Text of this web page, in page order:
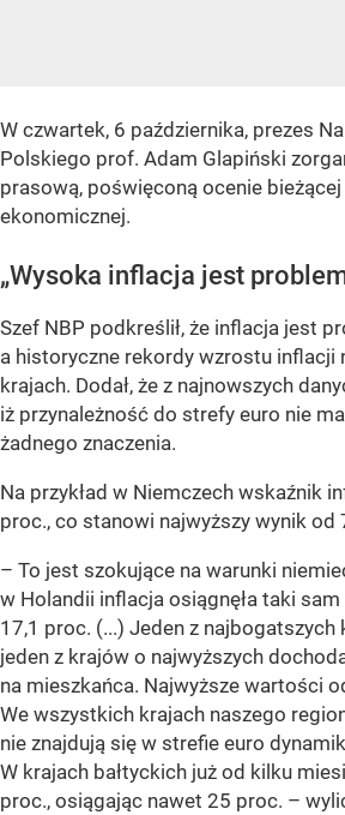
W czwartek, 6 października, prezes
Polskiego prof. Adam Glapiński
prasową, poświęconą ocenie
ekonomicznej.
„Wysoka inflacja jest
Szef NBP podkreślił, że inflacja jest
a historyczne rekordy wzrostu inflacji
krajach. Dodał, że z najnowszych
iż przynależność do strefy euro nie
żadnego znaczenia.
Na przykład w Niemczech wskaźnik
proc., co stanowi najwyższy wynik od
– To jest szokujące na warunki
w Holandii inflacja osiągnęła taki
17,1 proc. (...) Jeden z najbogatszych
jeden z krajów o najwyższych
na mieszkańca. Najwyższe wartości
We wszystkich krajach naszego
nie znajdują się w strefie euro
W krajach bałtyckich już od kilku
proc., osiągając nawet 25 proc. –